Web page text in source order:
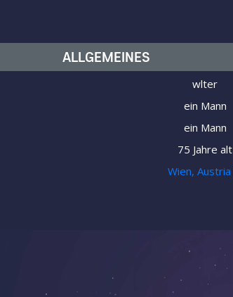
ALLGEMEINES
wlter
ein Mann
ein Mann
75 Jahre alt
Wien, Austria